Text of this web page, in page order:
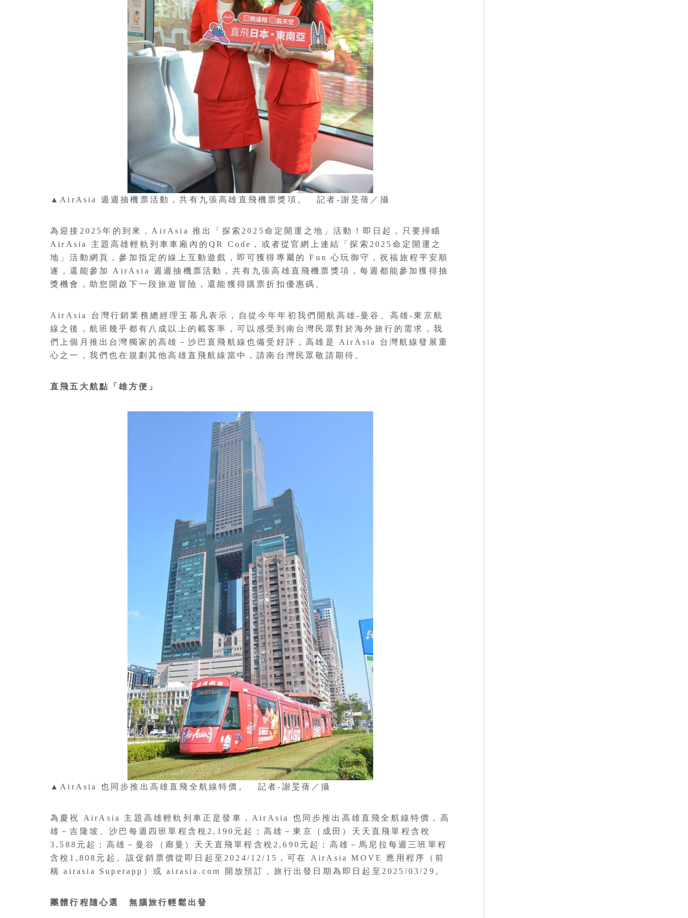
▲AirAsia 週週抽機票活動，共有九張高雄直飛機票獎項。 記者-謝旻蒨／攝
為迎接2025年的到來，AirAsia 推出「探索2025命定開運之地」活動！即日起，只要掃瞄
AirAsia 主題高雄輕軌列車車廂內的QR Code，或者從官網上連結「探索2025命定開運之
地」活動網頁，參加指定的線上互動遊戲，即可獲得專屬的 Fun 心玩御守，祝福旅程平安順
遂，還能參加 AirAsia 週週抽機票活動，共有九張高雄直飛機票獎項，每週都能參加獲得抽
獎機會，助您開啟下一段旅遊冒險，還能獲得購票折扣優惠碼。
AirAsia 台灣行銷業務總經理王慕凡表示，自從今年年初我們開航高雄-曼谷、高雄-東京航
線之後，航班幾乎都有八成以上的載客率，可以感受到南台灣民眾對於海外旅行的需求，我
們上個月推出台灣獨家的高雄－沙巴直飛航線也備受好評，高雄是 AirAsia 台灣航線發展重
心之一，我們也在規劃其他高雄直飛航線當中，請南台灣民眾敬請期待。
直飛五大航點「雄方便」
▲AirAsia 也同步推出高雄直飛全航線特價。 記者-謝旻蒨／攝
為慶祝 AirAsia 主題高雄輕軌列車正是發車，AirAsia 也同步推出高雄直飛全航線特價，高
雄－吉隆坡、沙巴每週四班單程含稅2,190元起；高雄－東京（成田）天天直飛單程含稅
3,588元起；高雄－曼谷（廊曼）天天直飛單程含稅2,690元起；高雄－馬尼拉每週三班單程
含稅1,808元起。該促銷票價從即日起至2024/12/15，可在 AirAsia MOVE 應用程序（前
稱 airasia Superapp）或 airasia.com 開放預訂，旅行出發日期為即日起至2025/03/29。
團體行程隨心選 無腦旅行輕鬆出發